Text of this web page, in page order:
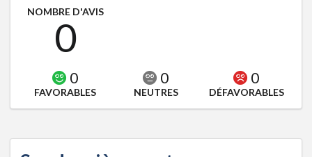
NOMBRE D'AVIS
0
0
FAVORABLES
0
NEUTRES
0
DÉFAVORABLES